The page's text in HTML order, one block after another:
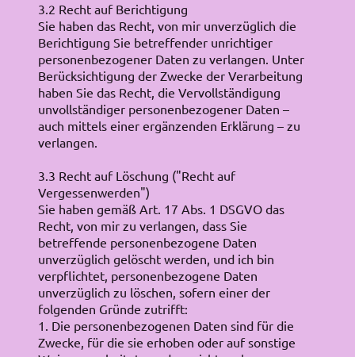
3.2 Recht auf Berichtigung
Sie haben das Recht, von mir unverzüglich die
Berichtigung Sie betreffender unrichtiger
personenbezogener Daten zu verlangen. Unter
Berücksichtigung der Zwecke der Verarbeitung
haben Sie das Recht, die Vervollständigung
unvollständiger personenbezogener Daten –
auch mittels einer ergänzenden Erklärung – zu
verlangen.
3.3 Recht auf Löschung ("Recht auf
Vergessenwerden")
Sie haben gemäß Art. 17 Abs. 1 DSGVO das
Recht, von mir zu verlangen, dass Sie
betreffende personenbezogene Daten
unverzüglich gelöscht werden, und ich bin
verpflichtet, personenbezogene Daten
unverzüglich zu löschen, sofern einer der
folgenden Gründe zutrifft:
1. Die personenbezogenen Daten sind für die
Zwecke, für die sie erhoben oder auf sonstige